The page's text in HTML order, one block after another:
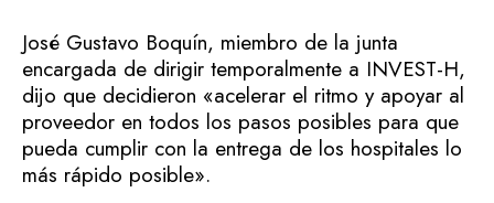
José Gustavo Boquín, miembro de la junta
encargada de dirigir temporalmente a INVEST-H,
dijo que decidieron «acelerar el ritmo y apoyar al
proveedor en todos los pasos posibles para que
pueda cumplir con la entrega de los hospitales lo
más rápido posible».